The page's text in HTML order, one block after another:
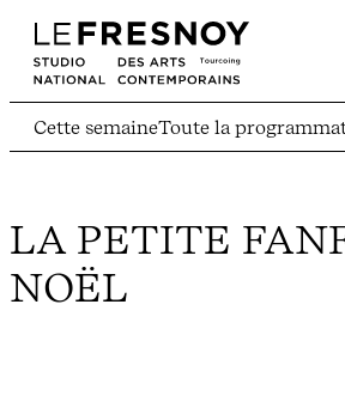
Cette semaineToute la
LA PETITE
NOËL